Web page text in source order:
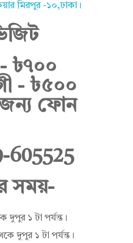
মিরপুর -১০,ঢাকা।
৳৭০০
- ৳৫০০
জন্য ফোন
605525
সময়-
দুপুর ১ টা পর্যন্ত।
দুপুর ১ টা পর্যন্ত।